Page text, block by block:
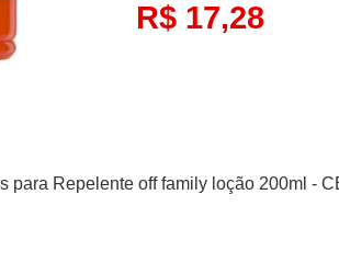
R$ 17,28
para Repelente off family loção 200ml -